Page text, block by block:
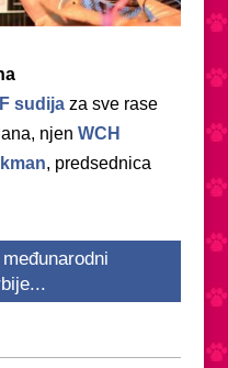
sudijaza sve rase
njen WCH
, predsednica